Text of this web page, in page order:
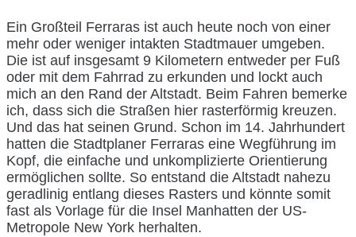
Ein Großteil Ferraras ist auch heute noch von einer
mehr oder weniger intakten Stadtmauer umgeben.
Die ist auf insgesamt 9 Kilometern entweder per Fuß
oder mit dem Fahrrad zu erkunden und lockt auch
mich an den Rand der Altstadt. Beim Fahren bemerke
ich, dass sich die Straßen hier rasterförmig kreuzen.
Und das hat seinen Grund. Schon im 14. Jahrhundert
hatten die Stadtplaner Ferraras eine Wegführung im
Kopf, die einfache und unkomplizierte Orientierung
ermöglichen sollte. So entstand die Altstadt nahezu
geradlinig entlang dieses Rasters und könnte somit
fast als Vorlage für die Insel Manhatten der US-
Metropole New York herhalten.